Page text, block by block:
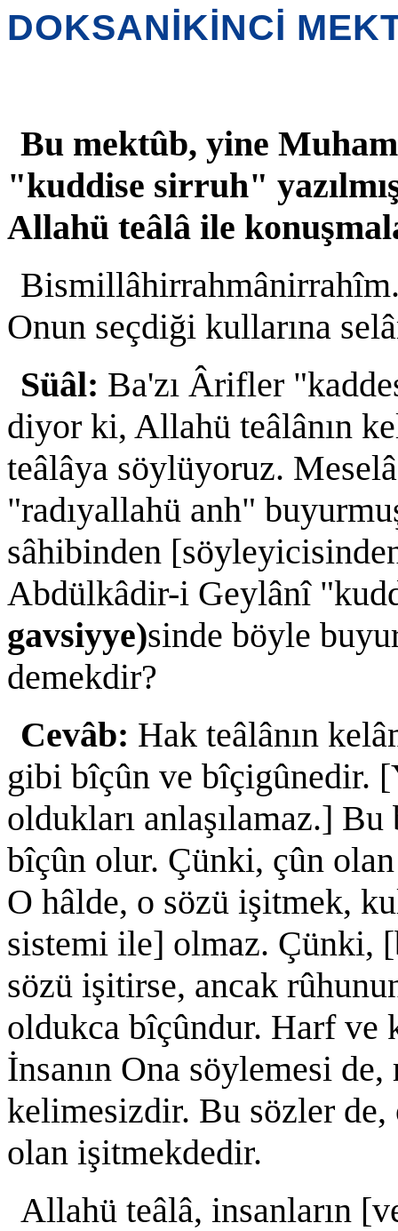
DOKSANİKİNCİ
Bu mektûb, yine
"kuddise sirruh"
Allahü teâlâ ile
Onun seçdiği kullarına
Süâl: Ba'zı Ârifler
diyor ki, Allahü teâlânın
teâlâya söylüyoruz.
"radıyallahü anh"
sâhibinden
Abdülkâdir-i Geylânî
gavsiyye)sinde böyle
demekdir?
Cevâb: Hak teâlânın
gibi bîçûn ve bîçigûnedir.
oldukları anlaşılamaz.]
bîçûn olur. Çünki, çûn
O hâlde, o sözü işitmek,
sistemi ile] olmaz. Çünki,
sözü işitirse, ancak
oldukca bîçûndur. Harf ve
İnsanın Ona söylemesi
kelimesizdir. Bu sözler
olan işitmekdedir.
Allahü teâlâ, insanların